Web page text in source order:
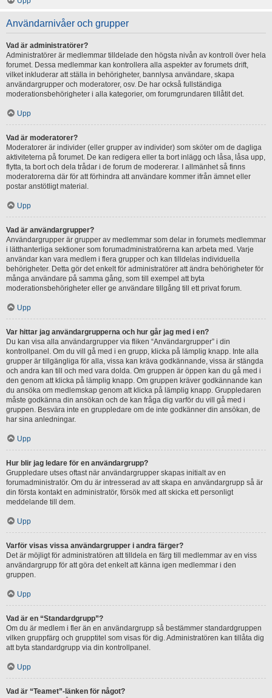
Användarnivåer och grupper
Vad är administratörer?
Administratörer är medlemmar tilldelade den högsta nivån av kontroll över hela
forumet. Dessa medlemmar kan kontrollera alla aspekter av forumets drift,
vilket inkluderar att ställa in behörigheter, bannlysa användare, skapa
användargrupper och moderatorer, osv. De har också fullständiga
moderationsbehörigheter i alla kategorier, om forumgrundaren tillåtit det.
Upp
Vad är moderatorer?
Moderatorer är individer (eller grupper av individer) som sköter om de dagliga
aktiviteterna på forumet. De kan redigera eller ta bort inlägg och låsa, låsa upp,
flytta, ta bort och dela trådar i de forum de modererar. I allmänhet så finns
moderatorerna där för att förhindra att användare kommer ifrån ämnet eller
postar anstötligt material.
Upp
Vad är användargrupper?
Användargrupper är grupper av medlemmar som delar in forumets medlemmar
i lätthanterliga sektioner som forumadministratörerna kan arbeta med. Varje
användar kan vara medlem i flera grupper och kan tilldelas individuella
behörigheter. Detta gör det enkelt för administratörer att ändra behörigheter för
många användare på samma gång, som till exempel att byta
moderationsbehörigheter eller ge användare tillgång till ett privat forum.
Upp
Var hittar jag användargrupperna och hur går jag med i en?
Du kan visa alla användargrupper via fliken “Användargrupper” i din
kontrollpanel. Om du vill gå med i en grupp, klicka på lämplig knapp. Inte alla
grupper är tillgängliga för alla, vissa kan kräva godkännande, vissa är stängda
och andra kan till och med vara dolda. Om gruppen är öppen kan du gå med i
den genom att klicka på lämplig knapp. Om gruppen kräver godkännande kan
du ansöka om medlemskap genom att klicka på lämplig knapp. Gruppledaren
måste godkänna din ansökan och de kan fråga dig varför du vill gå med i
gruppen. Besvära inte en gruppledare om de inte godkänner din ansökan, de
har sina anledningar.
Upp
Hur blir jag ledare för en användargrupp?
Gruppledare utses oftast när användargrupper skapas initialt av en
forumadministratör. Om du är intresserad av att skapa en användargrupp så är
din första kontakt en administratör, försök med att skicka ett personligt
meddelande till dem.
Upp
Varför visas vissa användargrupper i andra färger?
Det är möjligt för administratören att tilldela en färg till medlemmar av en viss
användargrupp för att göra det enkelt att känna igen medlemmar i den
gruppen.
Upp
Vad är en “Standardgrupp”?
Om du är medlem i fler än en användargrupp så bestämmer standardgruppen
vilken gruppfärg och grupptitel som visas för dig. Administratören kan tillåta dig
att byta standardgrupp via din kontrollpanel.
Upp
Vad är “Teamet”-länken för något?